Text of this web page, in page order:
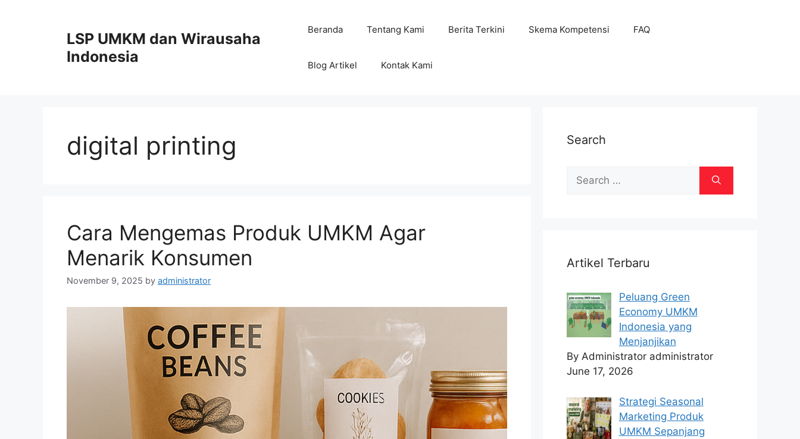
LSP UMKM dan Wirausaha
Indonesia
Beranda Tentang Kami Berita Terkini Skema Kompetensi FAQ
Blog Artikel Kontak Kami
digital printing
Cara Mengemas Produk UMKM Agar
Menarik Konsumen
November 9, 2025 by administrator
Search
Search
for:
Artikel Terbaru
Peluang Green
Economy UMKM
Indonesia yang
Menjanjikan
By Administrator administrator
June 17, 2026
Strategi Seasonal
Marketing Produk
UMKM Sepanjang